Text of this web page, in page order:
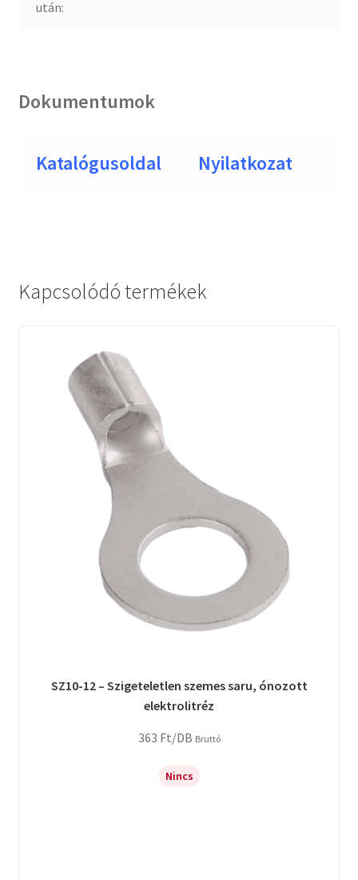
után:
Dokumentumok
Katalógusoldal Nyilatkozat
Kapcsolódó termékek
SZ10-12 – Szigeteletlen szemes saru, ónozott
elektrolitréz
363 Ft/DB Bruttó
Nincs